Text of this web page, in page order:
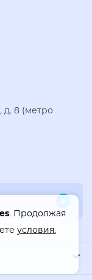
д. 8 (метро
. Продолжая
условия.